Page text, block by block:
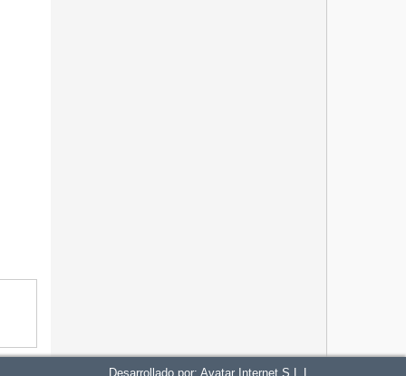
Desarrollado por: Avatar Internet S.L.L.